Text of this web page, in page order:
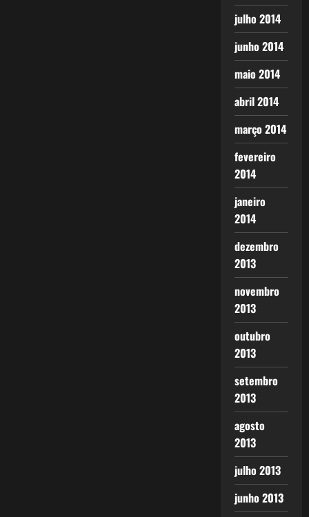
julho 2014
junho 2014
maio 2014
abril 2014
março 2014
fevereiro
2014
janeiro
2014
dezembro
2013
novembro
2013
outubro
2013
setembro
2013
agosto
2013
julho 2013
junho 2013